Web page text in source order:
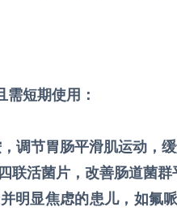
短期使用：
调节胃肠平滑肌运动，缓
联活菌片，改善肠道菌群
明显焦虑的患儿，如氟